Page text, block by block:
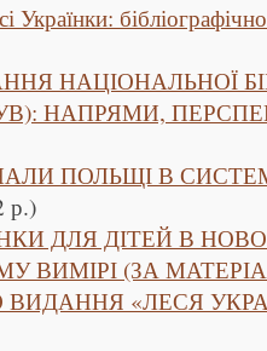
Українки:
НАЦІОНАЛЬНОЇ
НАПРЯМИ,
ПОЛЬЩІ В
р.)
ДЛЯ ДІТЕЙ В
ВИМІРІ (ЗА
ВИДАННЯ «ЛЕСЯ